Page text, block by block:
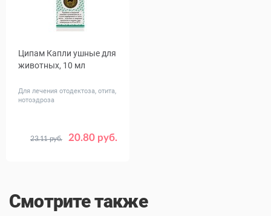
Ципам Капли ушные для
животных, 10 мл
Для лечения отодектоза, отита,
нотоэдроза
20.80 руб.
23.11 руб.
Смотрите также